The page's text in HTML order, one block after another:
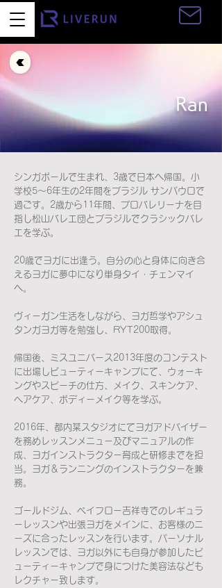
Ran
シンガポールで生まれ、3歳で日本へ帰国。小
学校5〜6年生の2年間をブラジル サンパウロで
過ごす。2歳から11年間、プロバレリーナを目
指し松山バレエ団とブラジルでクラシックバレ
エを学ぶ。
20歳でヨガに出逢う。自分の心と身体に向き合
えるヨガに夢中になり単身タイ・チェンマイ
へ。
ヴィーガン生活をしながら、ヨガ哲学やアシュ
タンガヨガ等を勉強し、RYT200取得。
帰国後、ミスユニバース2013年度のコンテスト
に出場しビューティーキャンプにて、ウォーキ
ングやスピーチの仕方、メイク、スキンケア、
ヘアケア、ボディーメイク等を学ぶ。
2016年、都内某スタジオにてヨガアドバイザー
を務めレッスンメニュー及びマニュアルの作
成、ヨガインストラクター育成と研修までを担
当。ヨガ＆ランニングのインストラクターを兼
務。
ゴールドジム、ベイフロー吉祥寺でのレギュラ
ーレッスンや出張ヨガをメインに、お客様のニ
ーズに合ったレッスンを行います。パーソナル
レッスンでは、ヨガ以外にも自身が参加したビ
ューティーキャンプで身につけた美容法なども
レクチャー致します。